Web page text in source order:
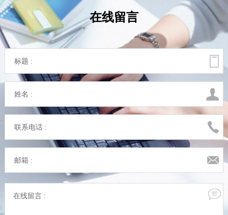
在线留言
标题 :
姓名 :
联系电话 :
邮箱 :
在线留言 :